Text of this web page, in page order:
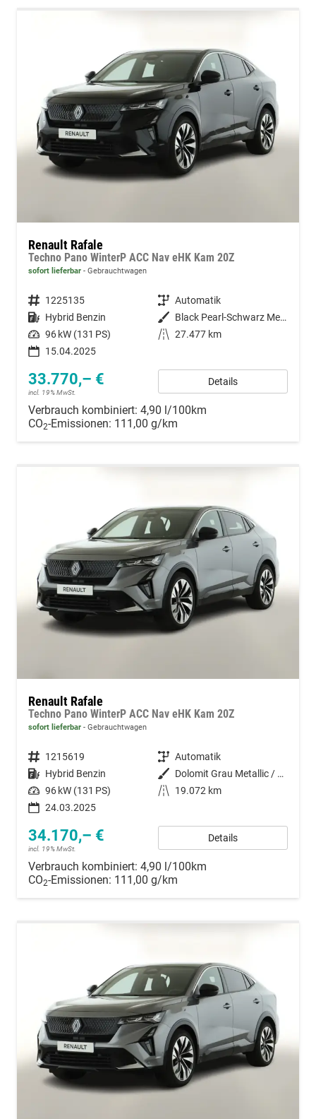
Renault Rafale
Techno Pano WinterP ACC Nav eHK Kam 20Z
sofort lieferbar Gebrauchtwagen
Fahrzeugnummer 1225135 Getriebe Automatik
Kraftstoff Hybrid Benzin Außenfarbe
Black Pearl-Schwarz Metallic
Leistung 96 kW (131 PS) Kilometerstand 27.477 km
15.04.2025
33.770,– €
incl. 19% MwSt.
Details
Verbrauch kombiniert: 4,90 l/100km
CO2-Emissionen: 111,00 g/km
Renault Rafale
Techno Pano WinterP ACC Nav eHK Kam 20Z
sofort lieferbar Gebrauchtwagen
Fahrzeugnummer 1215619 Getriebe Automatik
Kraftstoff Hybrid Benzin Außenfarbe
Dolomit Grau Metallic / Dach Bla
Leistung 96 kW (131 PS) Kilometerstand
19.072 km
24.03.2025
34.170,– €
incl. 19% MwSt.
Details
Verbrauch kombiniert: 4,90 l/100km
CO2-Emissionen: 111,00 g/km